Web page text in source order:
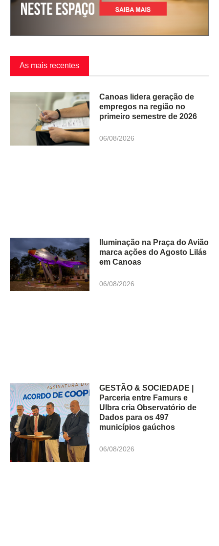
As mais recentes
Canoas lidera geração de
empregos na região no
primeiro semestre de 2026
06/08/2026
Iluminação na Praça do Avião
marca ações do Agosto Lilás
em Canoas
06/08/2026
GESTÃO & SOCIEDADE |
Parceria entre Famurs e
Ulbra cria Observatório de
Dados para os 497
municípios gaúchos
06/08/2026